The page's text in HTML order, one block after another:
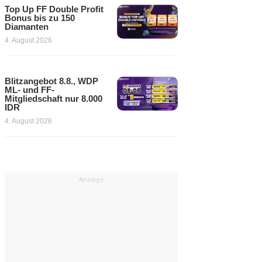
Top Up FF Double Profit
Bonus bis zu 150
Diamanten
4. August 2026
Blitzangebot 8.8., WDP
ML- und FF-
Mitgliedschaft nur 8.000
IDR
4. August 2026
Anzeige